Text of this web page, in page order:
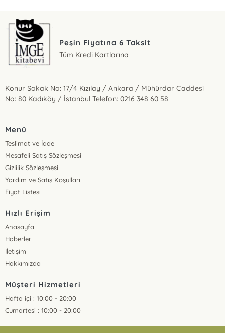
Peşin Fiyatına 6 Taksit
Tüm Kredi Kartlarına
Konur Sokak No: 17/4 Kızılay / Ankara / Mühürdar Caddesi
No: 80 Kadıköy / İstanbul Telefon: 0216 348 60 58
Menü
Teslimat ve İade
Mesafeli Satış Sözleşmesi
Gizlilik Sözleşmesi
Yardım ve Satış Koşulları
Fiyat Listesi
Hızlı Erişim
Anasayfa
Haberler
İletişim
Hakkımızda
Müşteri Hizmetleri
Hafta içi : 10:00 - 20:00
Cumartesi : 10:00 - 20:00